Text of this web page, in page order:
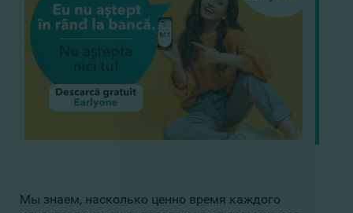
Мы знаем, насколько ценно время каждого